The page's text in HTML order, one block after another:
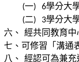
(一) 6學分大
(二) 3學分大
六、 經共同教育
七、 可修習 「溝通
八、 經認可為兼